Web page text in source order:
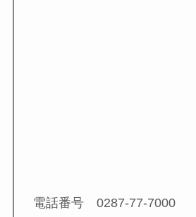
電話番号 0287-77-7000